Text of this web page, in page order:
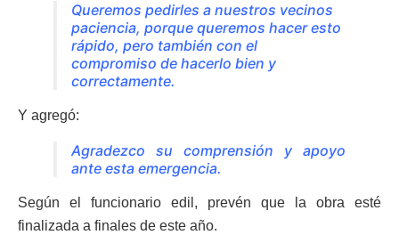
Queremos pedirles a nuestros vecinos
paciencia, porque queremos hacer esto
rápido, pero también con el
compromiso de hacerlo bien y
correctamente.
Y agregó:
Agradezco su comprensión y apoyo
ante esta emergencia.
Según el funcionario edil, prevén que la obra esté
finalizada a finales de este año.